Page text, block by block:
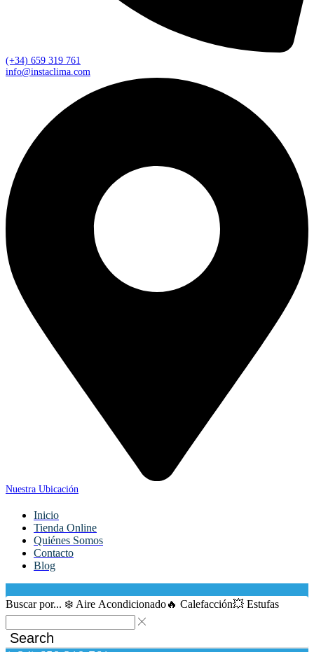
(+34) 659 319 761
info@instaclima.com
Nuestra Ubicación
Inicio
Tienda Online
Quiénes Somos
Contacto
Blog
Buscar por... ❄️ Aire Acondicionado🔥 Calefacción💥 Estufas
Search